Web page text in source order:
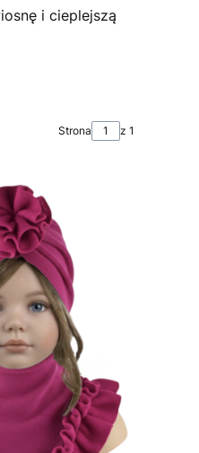
i cieplejszą
Strona z 1